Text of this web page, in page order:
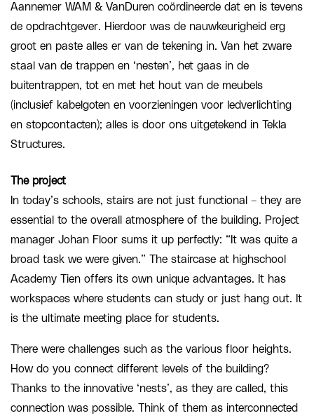
Aannemer WAM & VanDuren coördineerde dat en is tevens
de opdrachtgever. Hierdoor was de nauwkeurigheid erg
groot en paste alles er van de tekening in. Van het zware
staal van de trappen en ‘nesten’, het gaas in de
buitentrappen, tot en met het hout van de meubels
(inclusief kabelgoten en voorzieningen voor ledverlichting
en stopcontacten); alles is door ons uitgetekend in Tekla
Structures.
The project
In today’s schools, stairs are not just functional – they are
essential to the overall atmosphere of the building. Project
manager Johan Floor sums it up perfectly: “It was quite a
broad task we were given.” The staircase at highschool
Academy Tien offers its own unique advantages. It has
workspaces where students can study or just hang out. It
is the ultimate meeting place for students.
There were challenges such as the various floor heights.
How do you connect different levels of the building?
Thanks to the innovative ‘nests’, as they are called, this
connection was possible. Think of them as interconnected